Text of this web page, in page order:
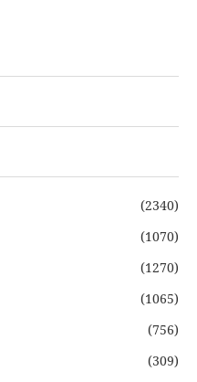
(2340)
(1070)
(1270)
(1065)
(756)
(309)